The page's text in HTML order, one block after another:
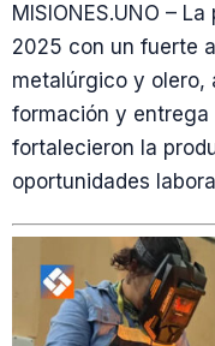
MISIONES.UNO –
2025 con un fuerte
metalúrgico y olero,
formación y entrega
fortalecieron la
oportunidades